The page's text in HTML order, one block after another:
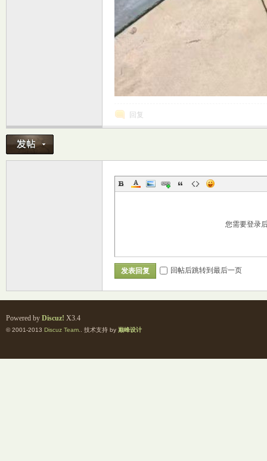
回复
您需要登录
发表回复 回帖后跳转到最后一页
Powered by Discuz! X3.4
© 2001-2013 Discuz Team. . 技术支持 by 巅峰设计